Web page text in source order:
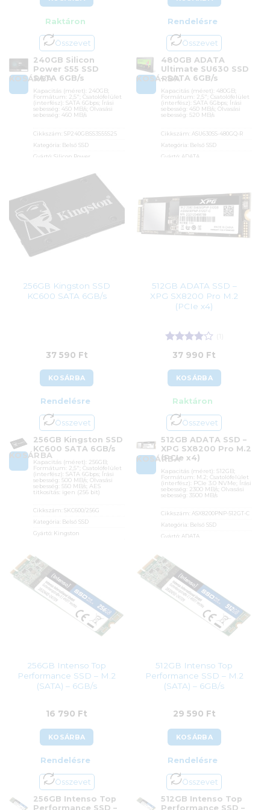
Raktáron
Összevet
KOSÁRBA
240GB Silicon
Power S55 SSD
SATA 6GB/s
Kapacitás (méret): 240GB;
Formátum: 2,5″; Csatolófelület
(interfész): SATA 6Gbps; Írási
sebesség: 450 MB/s; Olvasási
sebesség: 460 MB/s
Cikkszám:SP240GBSS3S55S25
Kategória: Belső SSD
Gyártó:Silicon Power
Azonosító:
19 990
Rendelésre
Összevet
KOSÁRBA
480GB ADATA
Ultimate SU630 SSD
– SATA 6GB/s
Kapacitás (méret): 480GB;
Formátum: 2,5″; Csatolófelület
(interfész): SATA 6Gbps; Írási
sebesség: 450 MB/s; Olvasási
sebesség: 520 MB/s
Cikkszám: ASU630SS-480GQ-R
Kategória: Belső SSD
Gyártó: ADATA
29 990Ft
256GB Kingston SSD
KC600 SATA 6GB/s
37 590 Ft
KOSÁRBA
Rendelésre
Összevet
KOSÁRBA
256GB Kingston SSD
KC600 SATA 6GB/s
Kapacitás (méret): 256GB;
Formátum: 2,5″; Csatolófelület
(interfész): SATA 6Gbps; Írási
sebesség: 500 MB/s; Olvasási
sebesség: 550 MB/s; AES
titkosítás: igen (256 bit)
Cikkszám:SKC600/256G
Kategória: Belső SSD
Gyártó: Kingston
ÁFA:
Azonosító:
37 590Ft
512GB ADATA SSD –
XPG SX8200 Pro M.2
(PCIe x4)
Értékelés:
/ 5
37 990 Ft
KOSÁRBA
Raktáron
Összevet
KOSÁRBA
512GB ADATA SSD –
XPG SX8200 Pro M.2
(PCIe x4)
Kapacitás (méret): 512GB;
Formátum: M.2; Csatolófelület
(interfész): PCIe 3.0 NVMe; Írási
sebesség: 2300 MB/s; Olvasási
sebesség: 3500 MB/s
Cikkszám: ASX8200PNP-512GT-C
Kategória: Belső SSD
Gyártó: ADATA
ÁFA:
Azonosító:
37 990Ft
256GB Intenso Top
Performance SSD – M.2
(SATA) – 6GB/s
16 790 Ft
KOSÁRBA
Rendelésre
Összevet
256GB Intenso Top
Performance SSD –
512GB Intenso Top
Performance SSD – M.2
(SATA) – 6GB/s
29 590 Ft
KOSÁRBA
Rendelésre
Összevet
512GB Intenso Top
Performance SSD –